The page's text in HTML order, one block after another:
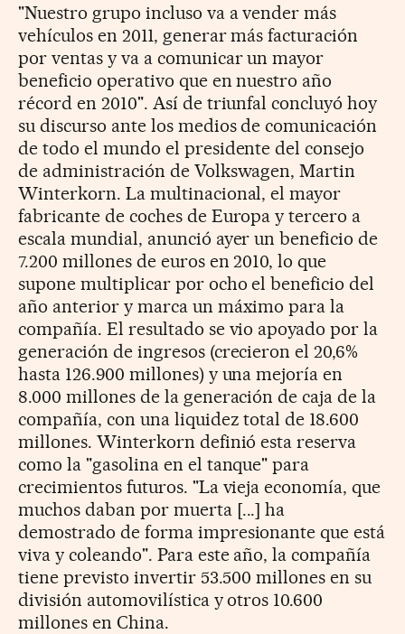
"Nuestro grupo incluso va a vender más
vehículos en 2011, generar más facturación
por ventas y va a comunicar un mayor
beneficio operativo que en nuestro año
récord en 2010". Así de triunfal concluyó hoy
su discurso ante los medios de comunicación
de todo el mundo el presidente del consejo
de administración de Volkswagen, Martin
Winterkorn. La multinacional, el mayor
fabricante de coches de Europa y tercero a
escala mundial, anunció ayer un beneficio de
7.200 millones de euros en 2010, lo que
supone multiplicar por ocho el beneficio del
año anterior y marca un máximo para la
compañía. El resultado se vio apoyado por la
generación de ingresos (crecieron el 20,6%
hasta 126.900 millones) y una mejoría en
8.000 millones de la generación de caja de la
compañía, con una liquidez total de 18.600
millones. Winterkorn definió esta reserva
como la "gasolina en el tanque" para
crecimientos futuros. "La vieja economía, que
muchos daban por muerta [...] ha
demostrado de forma impresionante que está
viva y coleando". Para este año, la compañía
tiene previsto invertir 53.500 millones en su
división automovilística y otros 10.600
millones en China.